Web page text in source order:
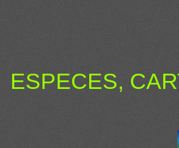
ESPECES,